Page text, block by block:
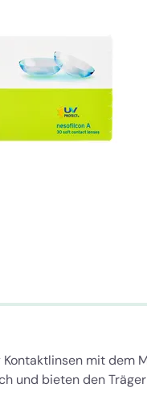
mit dem
und bieten den